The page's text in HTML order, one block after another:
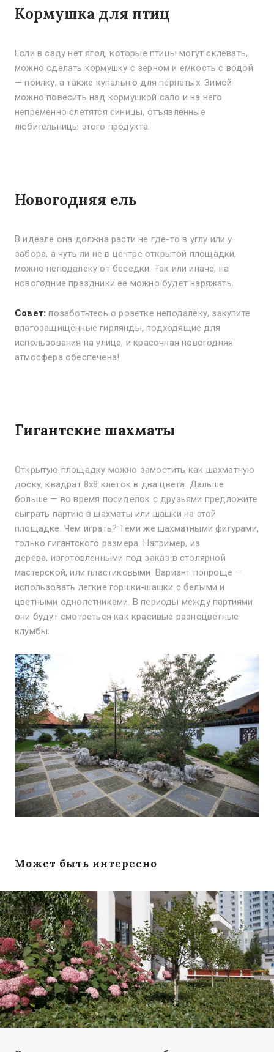
Кормушка для птиц
Если в саду нет ягод, которые птицы могут склевать,
можно сделать кормушку с зерном и емкость с водой
— поилку, а также купальню для пернатых. Зимой
можно повесить над кормушкой сало и на него
непременно слетятся синицы, отъявленные
любительницы этого продукта.
Новогодняя ель
В идеале она должна расти не где-то в углу или у
забора, а чуть ли не в центре открытой площадки,
можно неподалеку от беседки. Так или иначе, на
новогодние праздники ее можно будет наряжать.
Совет: позаботьтесь о розетке неподалёку, закупите
влагозащищённые гирлянды, подходящие для
использования на улице, и красочная новогодняя
атмосфера обеспечена!
Гигантские шахматы
Открытую площадку можно замостить как шахматную
доску, квадрат 8х8 клеток в два цвета. Дальше
больше — во время посиделок с друзьями предложите
сыграть партию в шахматы или шашки на этой
площадке. Чем играть? Теми же шахматными фигурами,
только гигантского размера. Например, из
дерева, изготовленными под заказ в столярной
мастерской, или пластиковыми. Вариант попроще —
использовать легкие горшки-шашки с белыми и
цветными однолетниками. В периоды между партиями
они будут смотреться как красивые разноцветные
клумбы.
Может быть интересно